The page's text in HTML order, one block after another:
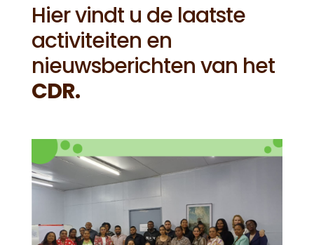
Hier vindt u de laatste
activiteiten en
nieuwsberichten van het
CDR.